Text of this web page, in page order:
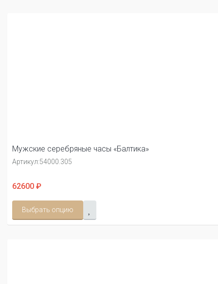
Мужские серебряные часы «Балтика»
Артикул:54000.305
62600 ₽
Выбрать опцию